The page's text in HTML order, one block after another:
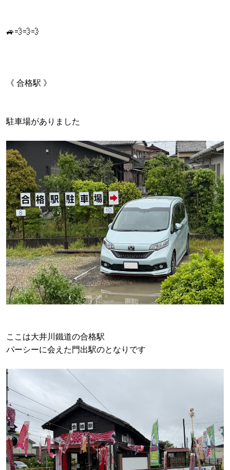
🚙💨💨💨
《 合格駅 》
駐車場がありました
ここは大井川鐵道の合格駅
パーシーに会えた門出駅のとなりです